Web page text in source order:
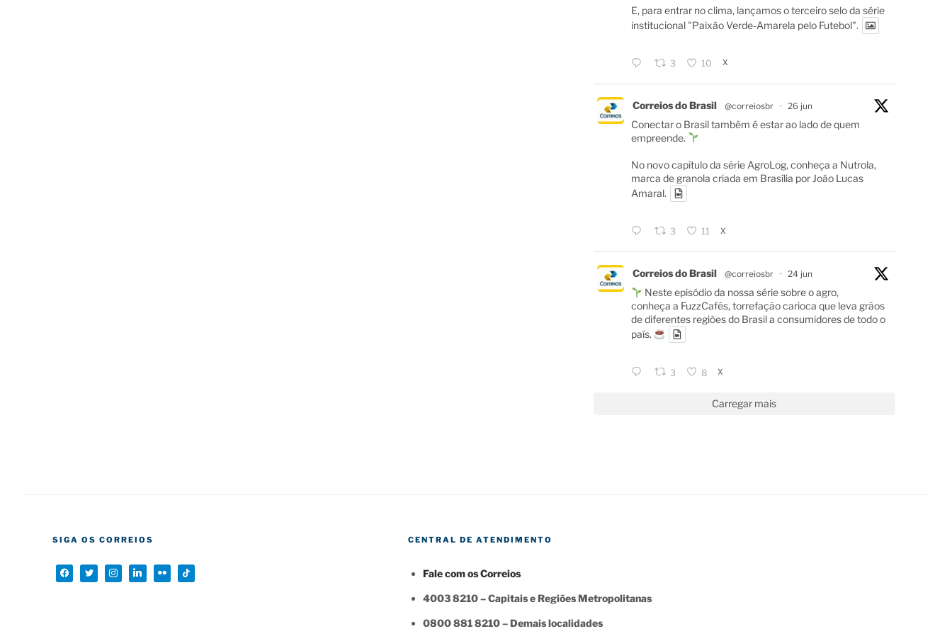
E, para entrar no clima, lançamos o terceiro selo da série
institucional "Paixão Verde-Amarela pelo Futebol".
3 10 X
Correios do Brasil @correiosbr · 26 jun
Conectar o Brasil também é estar ao lado de quem
empreende.
No novo capítulo da série AgroLog, conheça a Nutrola,
marca de granola criada em Brasília por João Lucas
Amaral.
3 11 X
Correios do Brasil @correiosbr · 24 jun
Neste episódio da nossa série sobre o agro,
conheça a FuzzCafés, torrefação carioca que leva grãos
de diferentes regiões do Brasil a consumidores de todo o
país.
3 8 X
Carregar mais
SIGA OS CORREIOS CENTRAL DE ATENDIMENTO
Fale com os Correios
4003 8210 – Capitais e Regiões Metropolitanas
0800 881 8210 – Demais localidades